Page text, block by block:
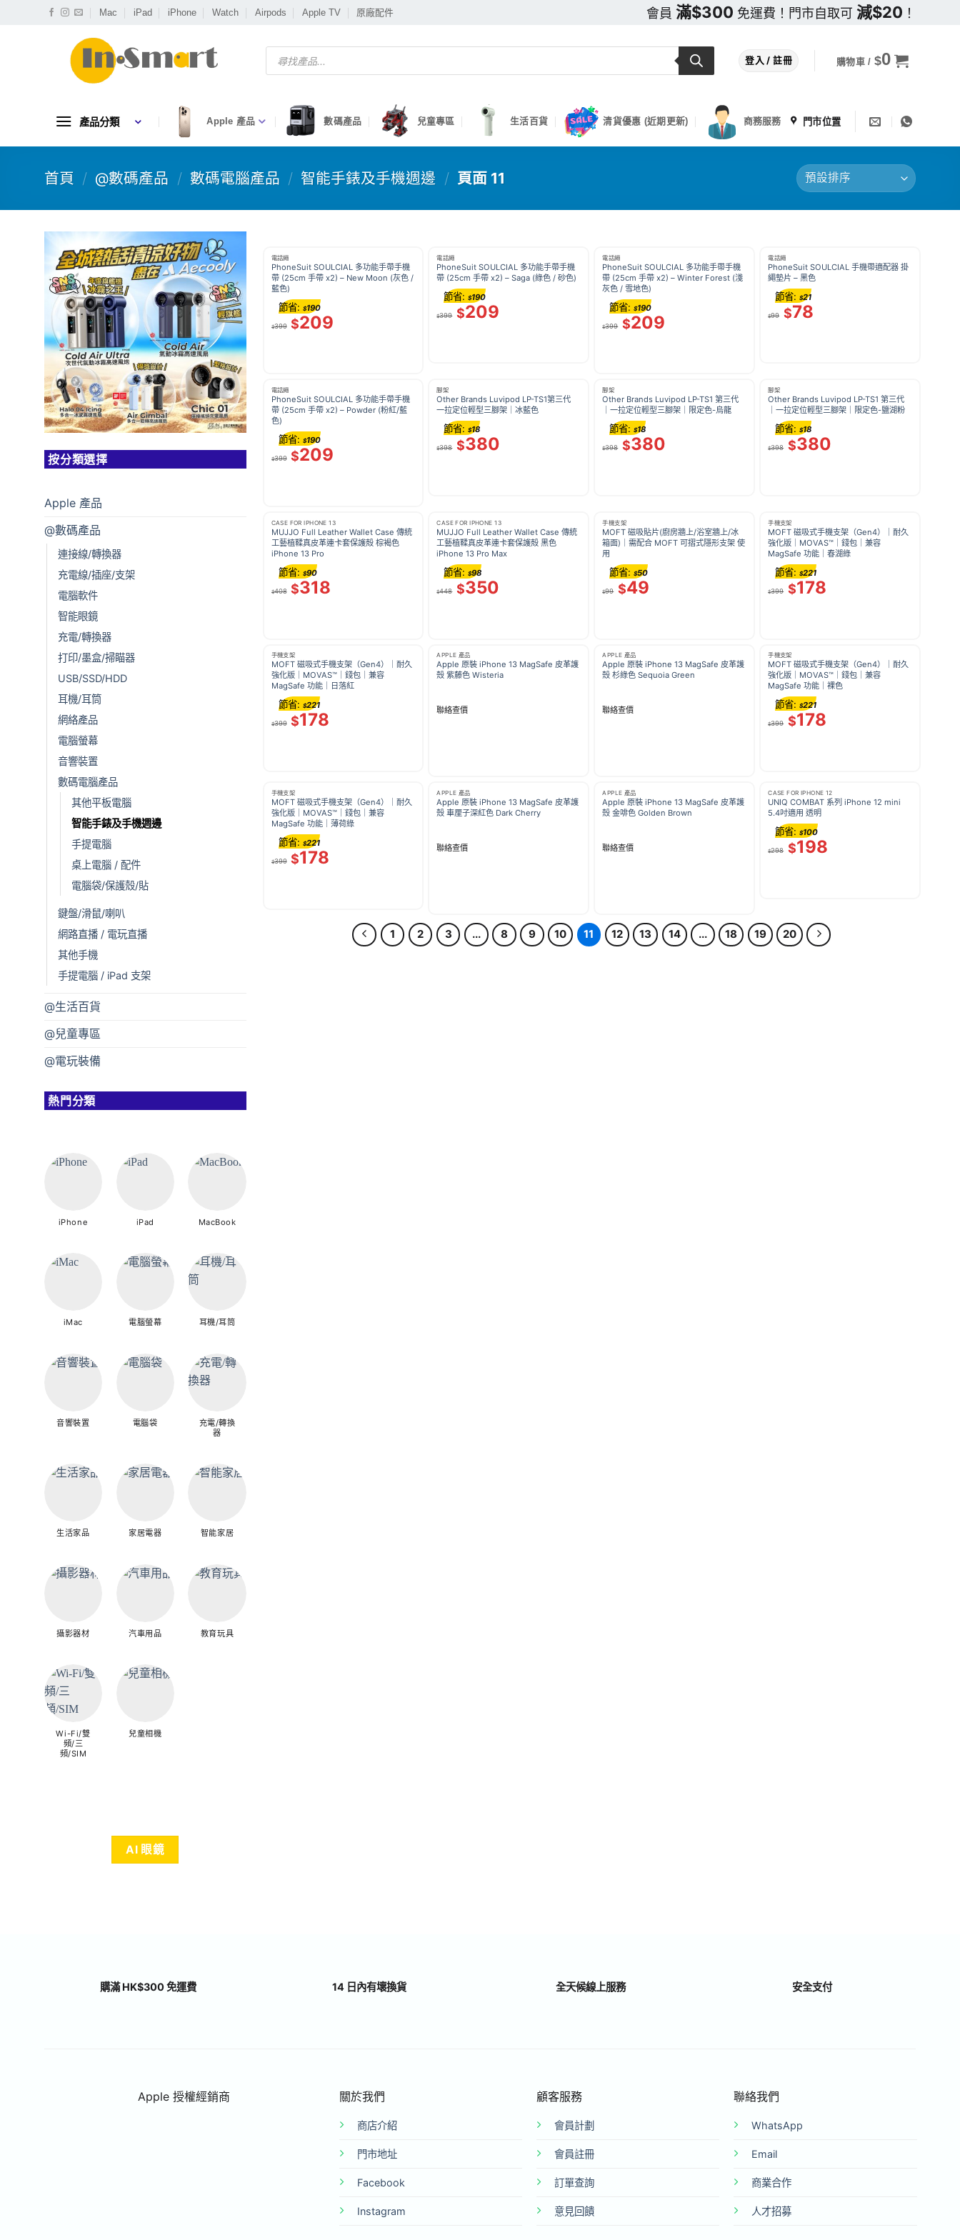
Mac iPad iPhone Watch Airpods Apple TV 原廠配件 會員 滿$300 免運費！門市自取可 減$20 ！
Products
search
登入 / 註冊 購物車 / $0
產品分類 Apple 產品 數碼產品 兒童專區 生活百貨 清貨優惠 (近期更新) 商務服務 門市位置
首頁 / @數碼產品 / 數碼電腦產品 / 智能手錶及手機週邊 / 頁面 11
按分類選擇
Apple 產品
@數碼產品
連接線/轉換器
充電線/插座/支架
電腦軟件
智能眼鏡
充電/轉換器
打印/墨盒/掃瞄器
USB/SSD/HDD
耳機/耳筒
網絡產品
電腦螢幕
音響裝置
數碼電腦產品
其他平板電腦
智能手錶及手機週邊
手提電腦
桌上電腦 / 配件
電腦袋/保護殼/貼
鍵盤/滑鼠/喇叭
網路直播 / 電玩直播
其他手機
手提電腦 / iPad 支架
@生活百貨
@兒童專區
@電玩裝備
熱門分類
iPhone iPad MacBook
iMac 電腦螢幕 耳機/耳筒
音響裝置 電腦袋
充電/轉換
器
生活家品 家居電器 智能家居
攝影器材 汽車用品 教育玩具
Wi-Fi/雙
頻/三
頻/SIM
兒童相機
AI 眼鏡
電話繩
PhoneSuit SOULCIAL 多功能手帶手機
帶 (25cm 手帶 x2) – New Moon (灰色 /
藍色)
$399 $209
節省: $190
電話繩
PhoneSuit SOULCIAL 多功能手帶手機
帶 (25cm 手帶 x2) – Saga (綠色 / 砂色)
$399 $209
節省:$190
電話繩
PhoneSuit SOULCIAL 多功能手帶手機
帶 (25cm 手帶 x2) – Winter Forest (淺
灰色 / 雪地色)
$399 $209
節省:$190
電話繩
PhoneSuit SOULCIAL 手機帶適配器 掛
繩墊片 – 黑色
$99 $78
節省:$21
電話繩
PhoneSuit SOULCIAL 多功能手帶手機
帶 (25cm 手帶 x2) – Powder (粉紅/藍
色)
$399 $209
節省: $190
腳架
Other Brands Luvipod LP-TS1第三代
一拉定位輕型三腳架｜冰藍色
$398 $380
節省:$18
腳架
Other Brands Luvipod LP-TS1 第三代
｜一拉定位輕型三腳架｜限定色-烏龍
$398 $380
節省:$18
腳架
Other Brands Luvipod LP-TS1 第三代
｜一拉定位輕型三腳架｜限定色-鹽湖粉
$398 $380
節省:$18
CASE FOR IPHONE 13
MUJJO Full Leather Wallet Case 傳統
工藝植鞣真皮革連卡套保護殻 棕褐色
iPhone 13 Pro
$408 $318
節省: $90
CASE FOR IPHONE 13
MUJJO Full Leather Wallet Case 傳統
工藝植鞣真皮革連卡套保護殻 黑色
iPhone 13 Pro Max
$448 $350
節省:$98
手機支架
MOFT 磁吸貼片(廚房牆上/浴室牆上/冰
箱面)｜需配合 MOFT 可摺式隱形支架 使
用
$99 $49
節省:$50
手機支架
MOFT 磁吸式手機支架（Gen4）｜耐久
強化版｜MOVAS™｜錢包｜兼容
MagSafe 功能｜春湖綠
$399 $178
節省:$221
手機支架
MOFT 磁吸式手機支架（Gen4）｜耐久
強化版｜MOVAS™｜錢包｜兼容
MagSafe 功能｜日落紅
$399 $178
節省: $221
APPLE 產品
Apple 原裝 iPhone 13 MagSafe 皮革護
殼 紫藤色 Wisteria
聯絡查價
APPLE 產品
Apple 原裝 iPhone 13 MagSafe 皮革護
殼 杉綠色 Sequoia Green
聯絡查價
手機支架
MOFT 磁吸式手機支架（Gen4）｜耐久
強化版｜MOVAS™｜錢包｜兼容
MagSafe 功能｜裸色
$399 $178
節省:$221
手機支架
MOFT 磁吸式手機支架（Gen4）｜耐久
強化版｜MOVAS™｜錢包｜兼容
MagSafe 功能｜薄荷綠
$399 $178
節省: $221
APPLE 產品
Apple 原裝 iPhone 13 MagSafe 皮革護
殼 車厘子深紅色 Dark Cherry
聯絡查價
APPLE 產品
Apple 原裝 iPhone 13 MagSafe 皮革護
殼 金啡色 Golden Brown
聯絡查價
CASE FOR IPHONE 12
UNIQ COMBAT 系列 iPhone 12 mini
5.4吋適用 透明
$298 $198
節省:$100
1 2 3 ... 8 9 10 11 12 13 14 ... 18 19 20
購滿 HK$300 免運費 14 日內有壞換貨 全天候線上服務 安全支付
Apple 授權經銷商 關於我們
商店介紹
門市地址
Facebook
Instagram
顧客服務
會員計劃
會員註冊
訂單查詢
意見回饋
聯絡我們
WhatsApp
Email
商業合作
人才招募